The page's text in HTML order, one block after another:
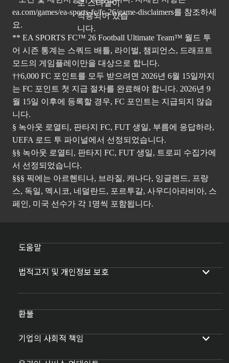
ea.com/games/ea-sports-fc/fc-26/game-disclaimers를 참조하세
요.
** EA SPORTS FC™ 26 Football Ultimate Team™ 월드 투
어 시즌 통계는 스쿼드 배틀, 라이벌, 챔피언스, 드래프트
모드의 게임플레이만을 대상으로 합니다.
††6,000 FC 포인트를 모두 받으려면 2026년 6월 15일까지
는 FC 포인트 첫 지급 절차를 완료해야 합니다. 2026년 9
월 15일 이후에 등록할 경우, FC 포인트는 지급되지 않습
니다.
§ 녹아웃 로열티, 판타지 FC, FUT 생일, 부름에 응답하라,
UEFA 로드 투 파이널에서 선정되었습니다.
§§ 녹아웃 로열티, 판타지 FC, FUT 생일, 트로피 수집가에
서 선정되었습니다.
§§§ 픽에는 아르헨티나, 브라질, 캐나다, 잉글랜드, 프랑
스, 독일, 멕시코, 네덜란드, 포르투갈, 사우디아라비아, 스
페인, 미국 선수가 각 1명씩 포함됩니다.
도움말
법적고지 및 개인정보 보호
환불
기업의 사회적 책임